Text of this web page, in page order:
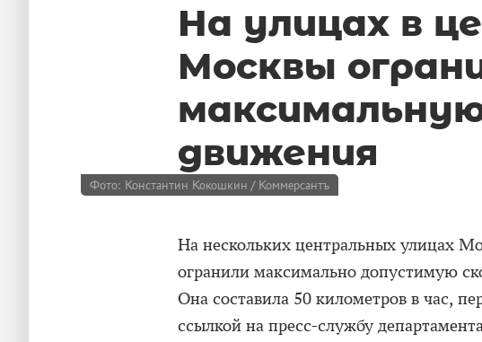
На улицах в
Москвы
движения
Фото: Константин Кокошкин / Коммерсантъ
На нескольких центральных улицах
огранили максимально допустимую
Она составила 50 километров в час,
ссылкой на пресс-службу